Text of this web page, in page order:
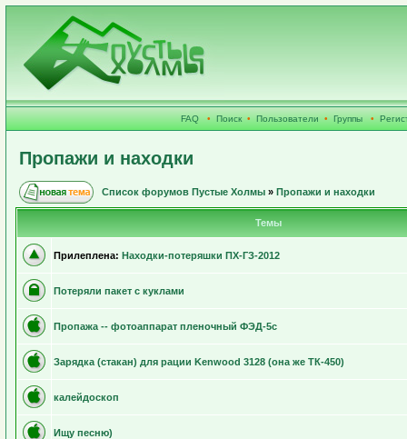
FAQ • Поиск • Пользователи • Группы •
Пропажи и находки
Список форумов Пустые Холмы » Пропажи и находки
Темы
Прилеплена: Находки-потеряшки ПХ-ГЗ-2012
Потеряли пакет с куклами
Пропажа -- фотоаппарат пленочный ФЭД-5с
Зарядка (стакан) для рации Kenwood 3128 (она же ТК-450)
калейдоскоп
Ищу песню)